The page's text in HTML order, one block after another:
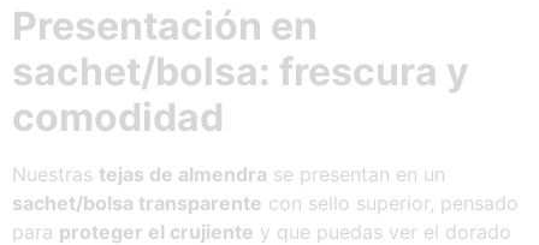
Presentación en
sachet/bolsa: frescura y
comodidad
Nuestras tejas de almendra se presentan en un
sachet/bolsa transparente con sello superior, pensado
para proteger el crujiente y que puedas ver el dorado